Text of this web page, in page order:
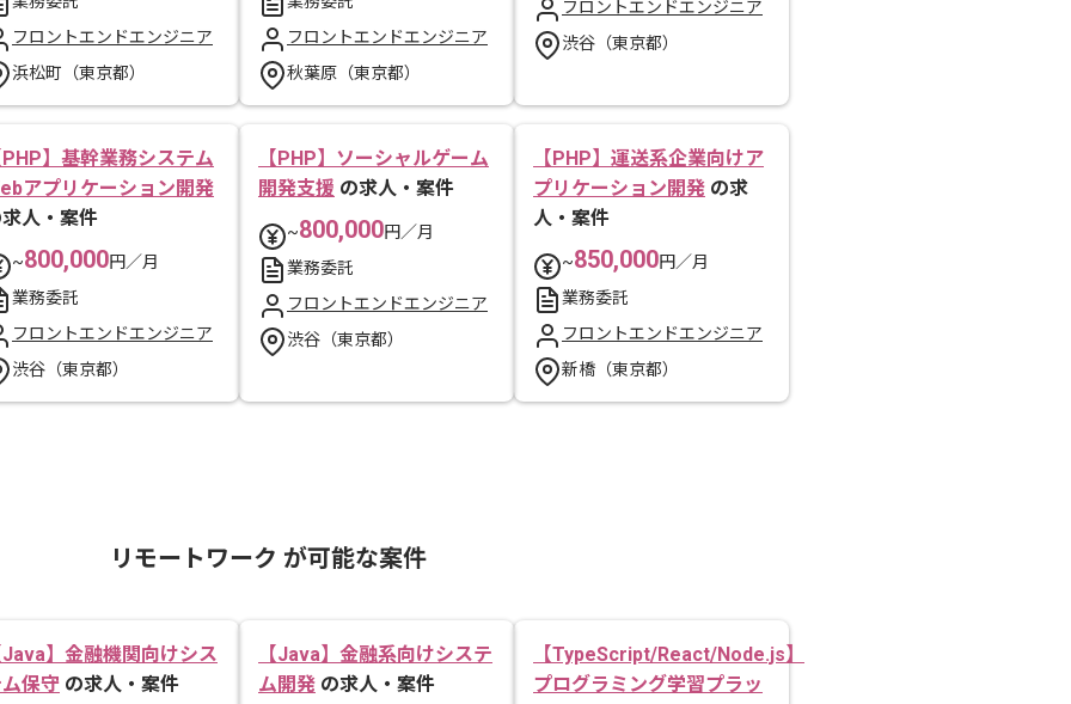
フロントエンドエンジニア
浜松町（東京都）
フロントエンドエンジニア
秋葉原（東京都）
フロントエンドエンジニア
渋谷（東京都）
PHP】基幹業務システム
アプリケーション開発
人・案件
~800,000円／月
業務委託
フロントエンドエンジニア
渋谷（東京都）
【PHP】ソーシャルゲーム
開発支援 の求人・案件
~800,000円／月
業務委託
フロントエンドエンジニア
渋谷（東京都）
【PHP】運送系企業向けア
プリケーション開発 の求
人・案件
~850,000円／月
業務委託
フロントエンドエンジニア
新橋（東京都）
リモートワーク が可能な案件
Java】金融機関向けシス
保守 の求人・案件
【Java】金融系向けシステ
ム開発 の求人・案件
【TypeScript/React/Node.js】
プログラミング学習プラッ